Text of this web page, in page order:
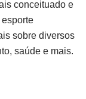
conceituado e
sobre diversos
saúde e mais.